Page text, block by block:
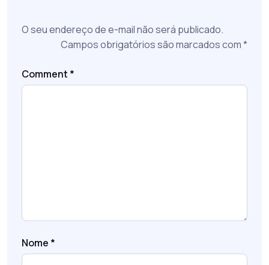
O seu endereço de e-mail não será publicado.
Campos obrigatórios são marcados com*
Comment *
Nome *